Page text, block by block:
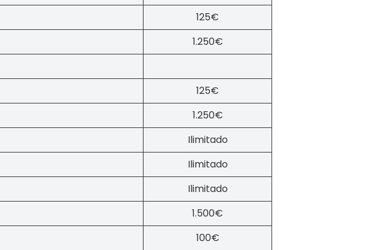
125€
1.250€
125€
1.250€
Ilimitado
Ilimitado
Ilimitado
1.500€
100€